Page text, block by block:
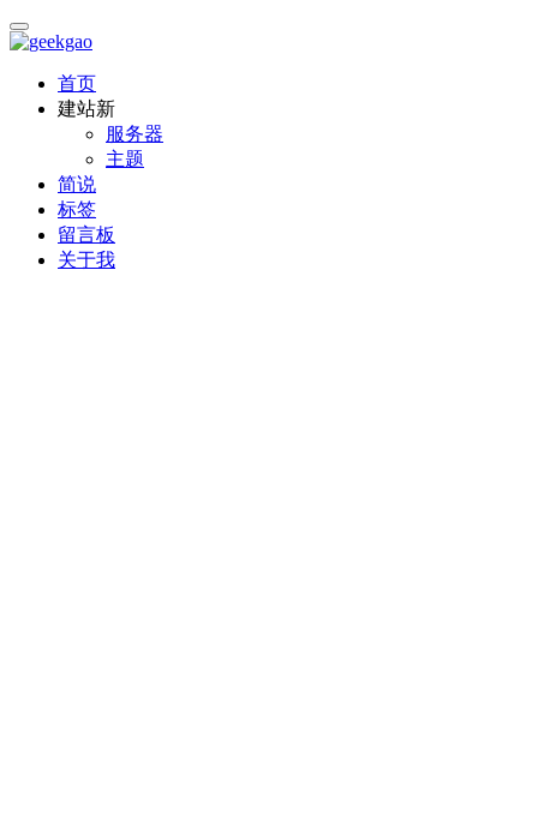
首页
建站新
服务器
主题
简说
标签
留言板
关于我